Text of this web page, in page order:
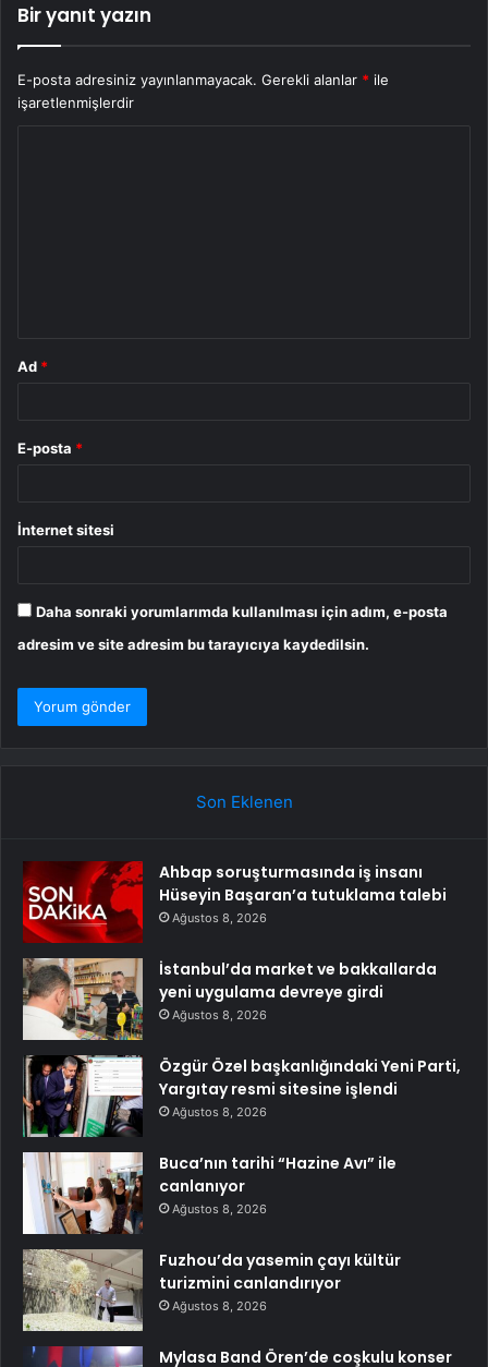
Bir yanıt yazın
E-posta adresiniz yayınlanmayacak. Gerekli alanlar * ile
işaretlenmişlerdir
Ad *
E-posta *
İnternet sitesi
Daha sonraki yorumlarımda kullanılması için adım, e-posta
adresim ve site adresim bu tarayıcıya kaydedilsin.
Son Eklenen
Ahbap soruşturmasında iş insanı
Hüseyin Başaran’a tutuklama talebi
Ağustos 8, 2026
İstanbul’da market ve bakkallarda
yeni uygulama devreye girdi
Ağustos 8, 2026
Özgür Özel başkanlığındaki Yeni Parti,
Yargıtay resmi sitesine işlendi
Ağustos 8, 2026
Buca’nın tarihi “Hazine Avı” ile
canlanıyor
Ağustos 8, 2026
Fuzhou’da yasemin çayı kültür
turizmini canlandırıyor
Ağustos 8, 2026
Mylasa Band Ören’de coşkulu konser